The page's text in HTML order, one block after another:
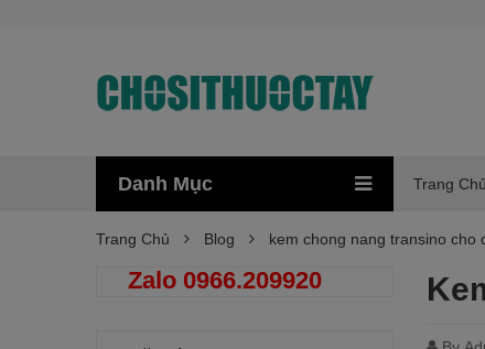
Danh Mục Trang Chủ
Trang Chủ Blog kem chong nang transino cho
Zalo 0966.209920